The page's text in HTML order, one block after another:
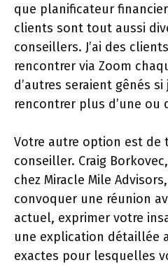
que planificateur
clients sont tout aussi
conseillers. J’ai des
rencontrer via Zoom
d’autres seraient gênés
rencontrer plus d’une ou
Votre autre option est de
conseiller. Craig
chez Miracle Mile
convoquer une réunion
actuel, exprimer votre
une explication détaillée
exactes pour lesquelles